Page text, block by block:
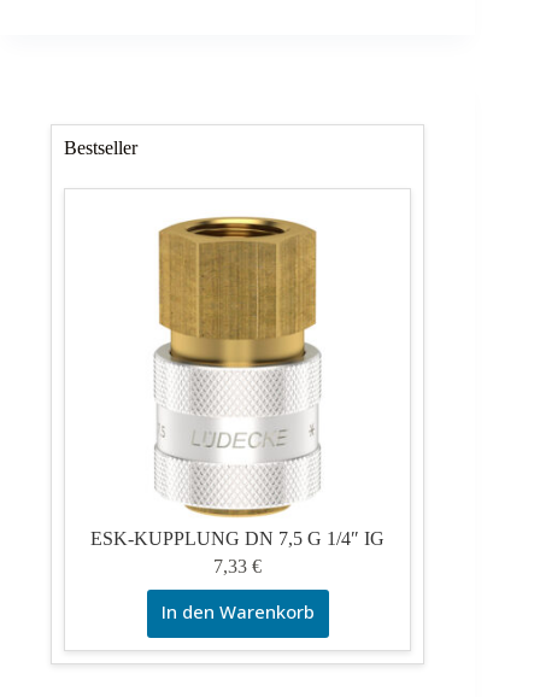
Bestseller
ESK-KUPPLUNG DN 7,5 G 1/4″ IG
7,33€
In den Warenkorb